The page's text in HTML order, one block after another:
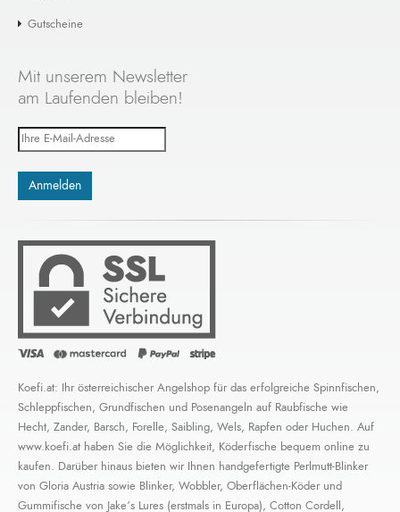
Gutscheine
Mit unserem Newsletter
am Laufenden bleiben!
Koefi.at: Ihr österreichischer Angelshop für das erfolgreiche Spinnfischen,
Schleppfischen, Grundfischen und Posenangeln auf Raubfische wie
Hecht, Zander, Barsch, Forelle, Saibling, Wels, Rapfen oder Huchen. Auf
www.koefi.at haben Sie die Möglichkeit, Köderfische bequem online zu
kaufen. Darüber hinaus bieten wir Ihnen handgefertigte Perlmutt-Blinker
von Gloria Austria sowie Blinker, Wobbler, Oberflächen-Köder und
Gummifische von Jake’s Lures (erstmals in Europa), Cotton Cordell,